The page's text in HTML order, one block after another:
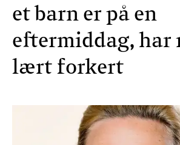
et barn er på en
eftermiddag, har
lært forkert